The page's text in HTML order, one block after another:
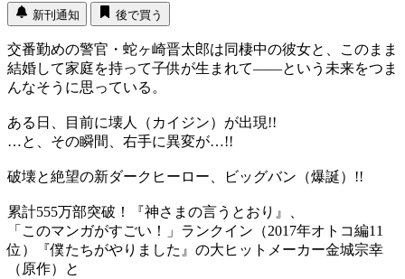
新刊通知 後で買う
交番勤めの警官・蛇ヶ崎晋太郎は同棲中の彼女と、このまま
結婚して家庭を持って子供が生まれて――という未来をつま
んなそうに思っている。
ある日、目前に壊人（カイジン）が出現!!
…と、その瞬間、右手に異変が…!!
破壊と絶望の新ダークヒーロー、ビッグバン（爆誕）!!
累計555万部突破！『神さまの言うとおり』、
「このマンガがすごい！」ランクイン（2017年オトコ編11
位）『僕たちがやりました』の大ヒットメーカー金城宗幸
（原作）と